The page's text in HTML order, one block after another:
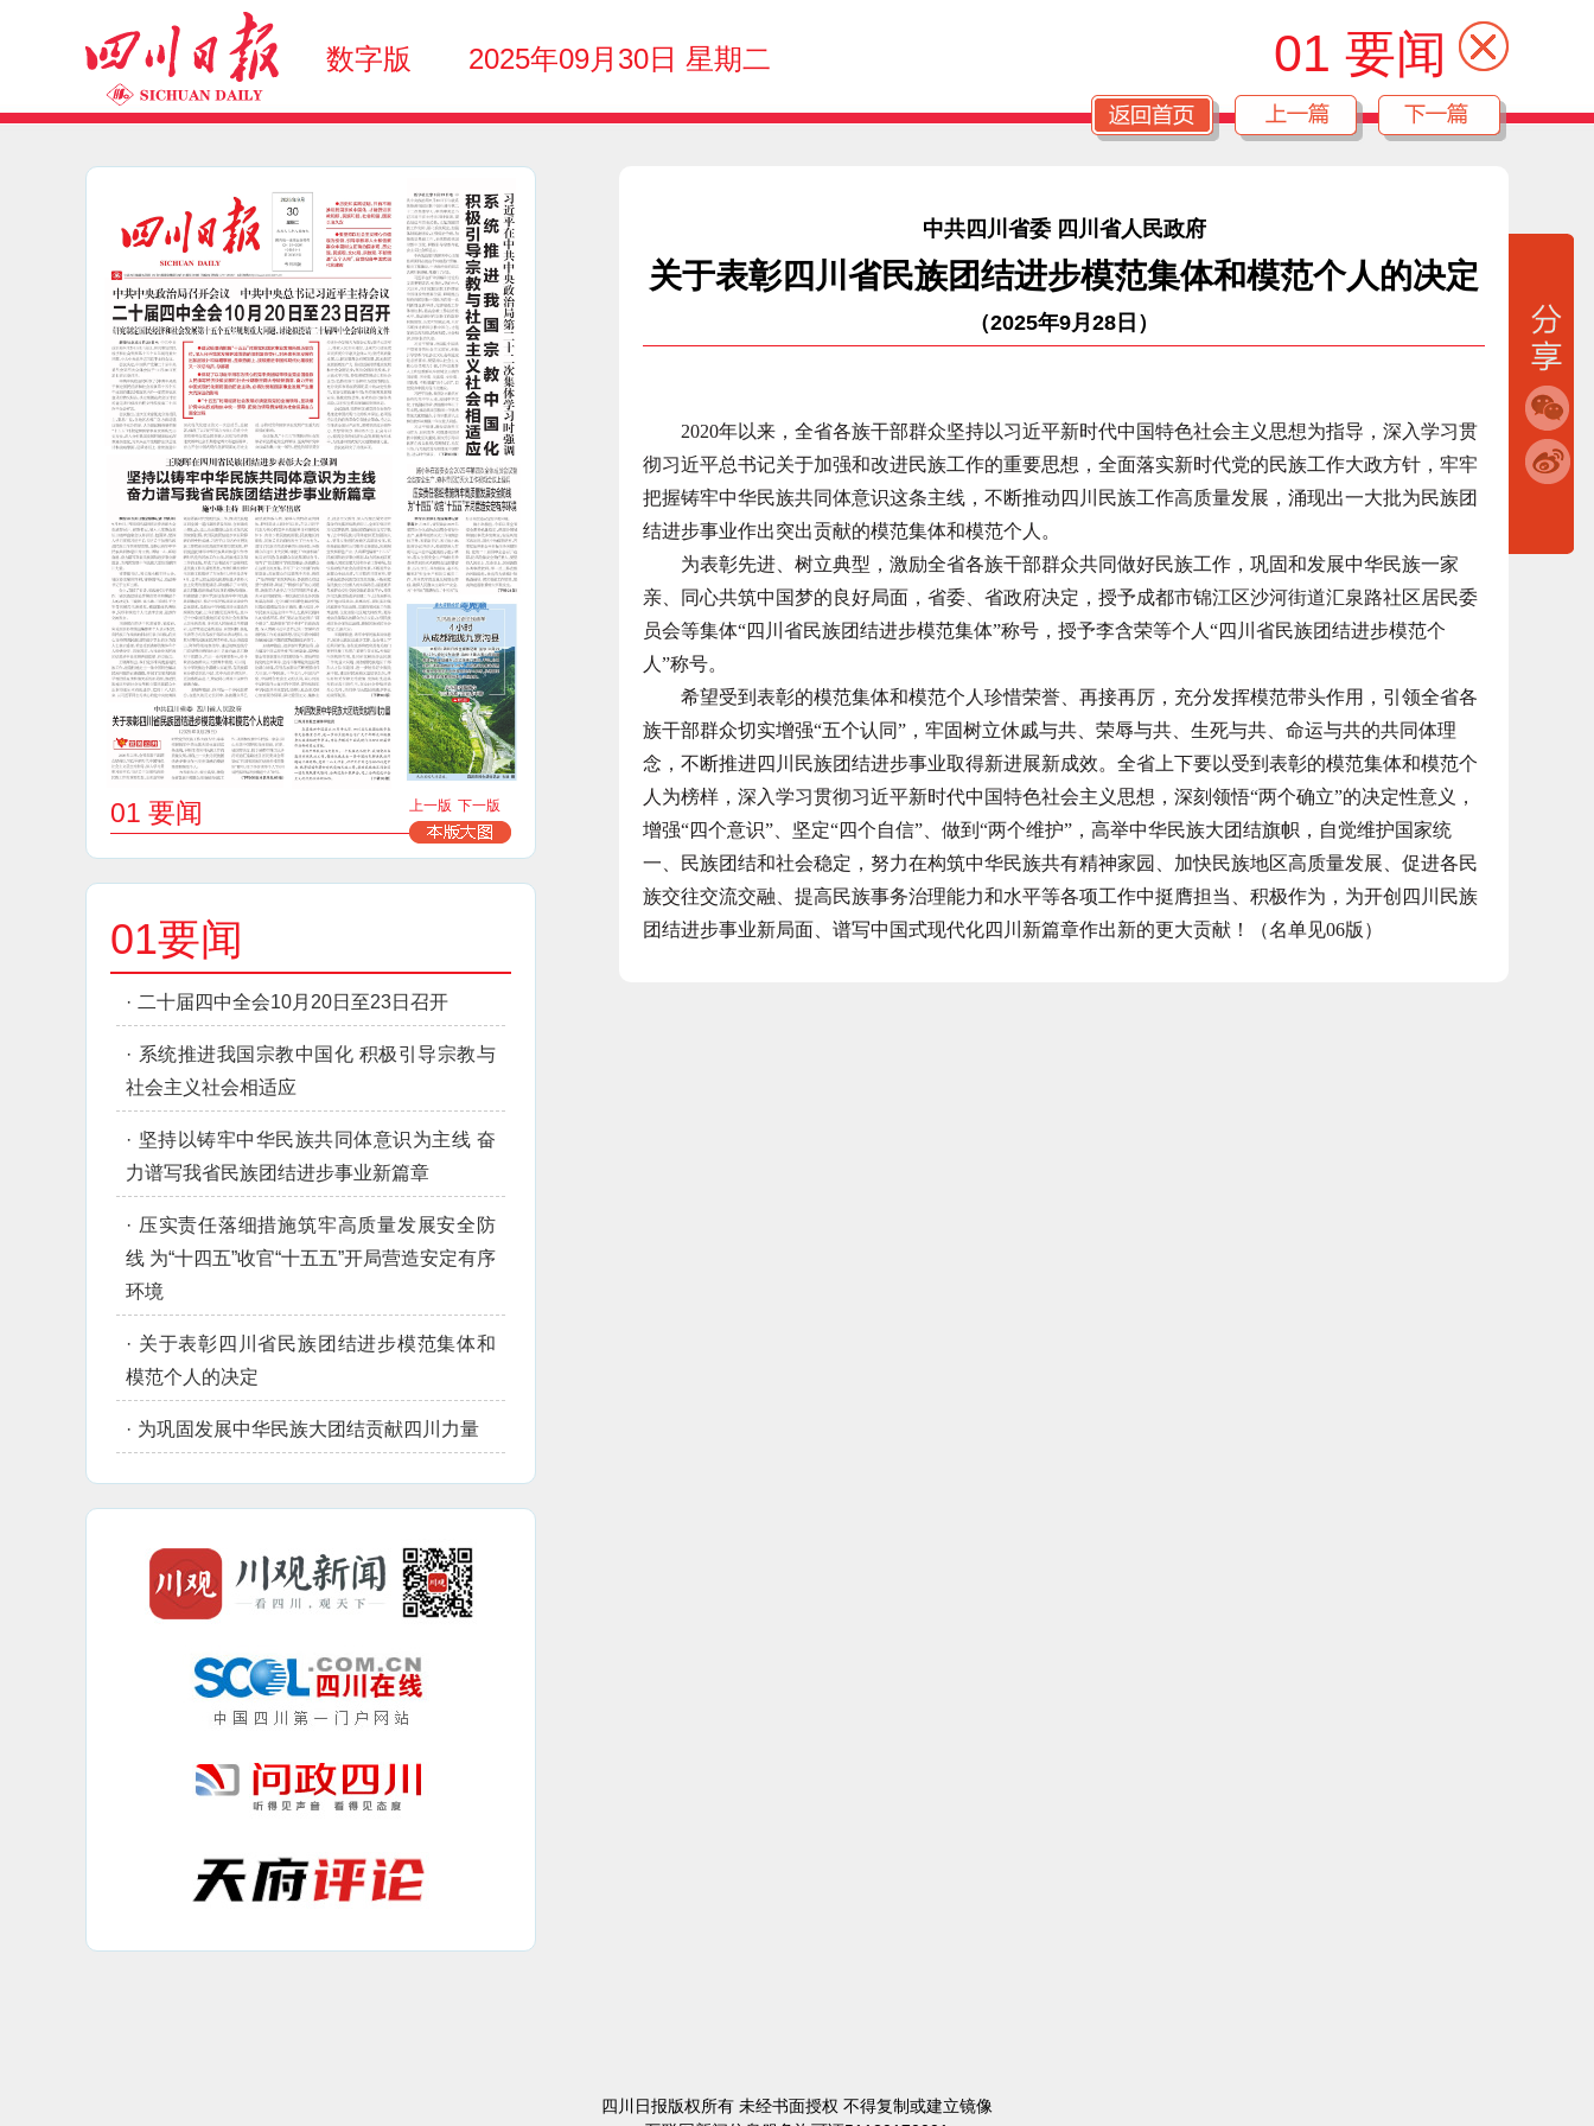
数字版 2025年09月30日 星期二 01 要闻
01 要闻 上一版 下一版
01要闻
· 二十届四中全会10月20日至23日召开
· 系统推进我国宗教中国化 积极引导宗教与
社会主义社会相适应
· 坚持以铸牢中华民族共同体意识为主线 奋
力谱写我省民族团结进步事业新篇章
· 压实责任落细措施筑牢高质量发展安全防
线 为“十四五”收官“十五五”开局营造安定有序
环境
· 关于表彰四川省民族团结进步模范集体和
模范个人的决定
· 为巩固发展中华民族大团结贡献四川力量
中共四川省委 四川省人民政府
关于表彰四川省民族团结进步模范集体和模范个人的决定
（2025年9月28日）
2020年以来，全省各族干部群众坚持以习近平新时代中国特色社会主义思想为指导，深入学习贯
彻习近平总书记关于加强和改进民族工作的重要思想，全面落实新时代党的民族工作大政方针，牢牢
把握铸牢中华民族共同体意识这条主线，不断推动四川民族工作高质量发展，涌现出一大批为民族团
结进步事业作出突出贡献的模范集体和模范个人。
为表彰先进、树立典型，激励全省各族干部群众共同做好民族工作，巩固和发展中华民族一家
亲、同心共筑中国梦的良好局面，省委、省政府决定，授予成都市锦江区沙河街道汇泉路社区居民委
员会等集体“四川省民族团结进步模范集体”称号，授予李含荣等个人“四川省民族团结进步模范个
人”称号。
希望受到表彰的模范集体和模范个人珍惜荣誉、再接再厉，充分发挥模范带头作用，引领全省各
族干部群众切实增强“五个认同”，牢固树立休戚与共、荣辱与共、生死与共、命运与共的共同体理
念，不断推进四川民族团结进步事业取得新进展新成效。全省上下要以受到表彰的模范集体和模范个
人为榜样，深入学习贯彻习近平新时代中国特色社会主义思想，深刻领悟“两个确立”的决定性意义，
增强“四个意识”、坚定“四个自信”、做到“两个维护”，高举中华民族大团结旗帜，自觉维护国家统
一、民族团结和社会稳定，努力在构筑中华民族共有精神家园、加快民族地区高质量发展、促进各民
族交往交流交融、提高民族事务治理能力和水平等各项工作中挺膺担当、积极作为，为开创四川民族
团结进步事业新局面、谱写中国式现代化四川新篇章作出新的更大贡献！（名单见06版）
四川日报版权所有 未经书面授权 不得复制或建立镜像